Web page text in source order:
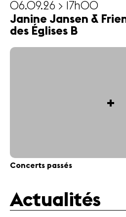
06.09.26 > 17h00
Janine Jansen &
des Églises B
+
Concerts passés
Actualités